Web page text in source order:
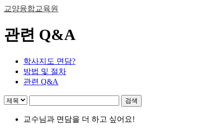
교양융합교육원
관련 Q&A
학사지도 면담?
방법 및 절차
관련 Q&A
검색
교수님과 면담을 더 하고 싶어요!